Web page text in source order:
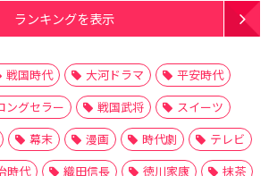
ランキングを表示
戦国時代 大河ドラマ
平安時代
ングセラー 戦国武将
スイーツ
幕末 漫画 時代劇
テレビ
時代 織田信長 徳川家康
抹茶